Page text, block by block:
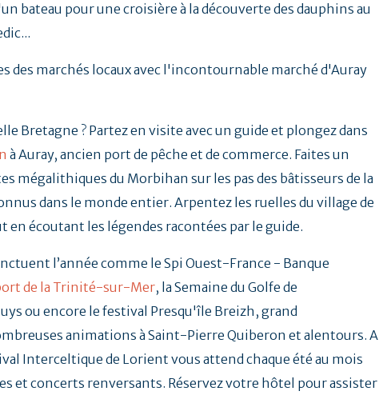
bateau pour une croisière à la découverte des dauphins au
des marchés locaux avec l'incontournable marché d'Auray
Bretagne ? Partez en visite avec un guide et plongez dans
à Auray, ancien port de pêche et de commerce. Faites un
mégalithiques du Morbihan sur les pas des bâtisseurs de la
dans le monde entier. Arpentez les ruelles du village de
écoutant les légendes racontées par le guide.
l’année comme le Spi Ouest-France - Banque
de la Trinité-sur-Mer, la Semaine du Golfe de
ou encore le festival Presqu'île Breizh, grand
animations à Saint-Pierre Quiberon et alentours. A
Interceltique de Lorient vous attend chaque été au mois
et concerts renversants. Réservez votre hôtel pour assister